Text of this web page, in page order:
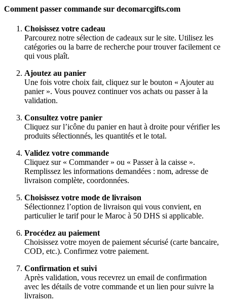
Comment passer commande sur decomarcgifts.com
Choisissez votre cadeau
Parcourez notre sélection de cadeaux sur le site. Utilisez les
catégories ou la barre de recherche pour trouver facilement ce
qui vous plaît.
Ajoutez au panier
Une fois votre choix fait, cliquez sur le bouton « Ajouter au
panier ». Vous pouvez continuer vos achats ou passer à la
validation.
Consultez votre panier
Cliquez sur l’icône du panier en haut à droite pour vérifier les
produits sélectionnés, les quantités et le total.
Validez votre commande
Cliquez sur « Commander » ou « Passer à la caisse ».
Remplissez les informations demandées : nom, adresse de
livraison complète, coordonnées.
Choisissez votre mode de livraison
Sélectionnez l’option de livraison qui vous convient, en
particulier le tarif pour le Maroc à 50 DHS si applicable.
Procédez au paiement
Choisissez votre moyen de paiement sécurisé (carte bancaire,
COD, etc.). Confirmez votre paiement.
Confirmation et suivi
Après validation, vous recevrez un email de confirmation
avec les détails de votre commande et un lien pour suivre la
livraison.